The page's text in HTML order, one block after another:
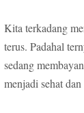
Kita terkadang
terus. Padahal
sedang
menjadi sehat